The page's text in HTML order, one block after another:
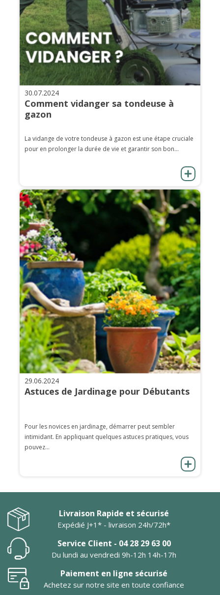
30.07.2024
Comment vidanger sa tondeuse à
gazon
La vidange de votre tondeuse à gazon est une étape cruciale
pour en prolonger la durée de vie et garantir son bon...
29.06.2024
Astuces de Jardinage pour Débutants
Pour les novices en jardinage, démarrer peut sembler
intimidant. En appliquant quelques astuces pratiques, vous
pouvez...
Livraison Rapide et sécurisé
Expédié J+1* - livraison 24h/72h*
Service Client - 04 28 29 63 00
Du lundi au vendredi 9h-12h 14h-17h
Paiement en ligne sécurisé
Achetez sur notre site en toute confiance